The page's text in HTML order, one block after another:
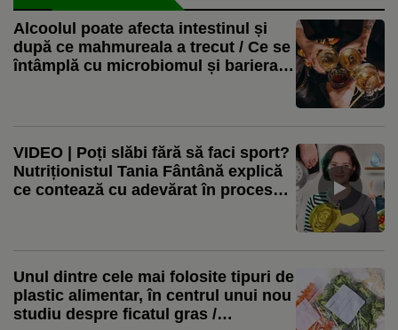
Alcoolul poate afecta intestinul și
după ce mahmureala a trecut / Ce se
întâmplă cu microbiomul și bariera
VIDEO | Poți slăbi fără să faci sport?
Nutriționistul Tania Fântână explică
ce contează cu adevărat în procesul
Unul dintre cele mai folosite tipuri de
plastic alimentar, în centrul unui nou
studiu despre ficatul gras /